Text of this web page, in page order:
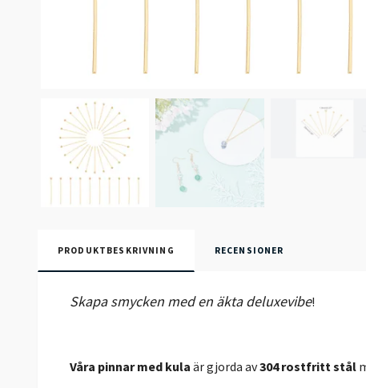
PRODUKTBESKRIVNING RECENSIONER
Skapa smycken med en äkta deluxevibe!
Våra pinnar med kula är gjorda av304 rostfritt stål